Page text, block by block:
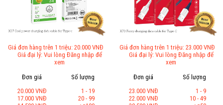
Giá đơn hàng trên 1 triệu: 20.000 VNĐ
Giá đại lý: Vui lòng Đăng nhập để
xem
Đơn giá
20.000 VNĐ
17.000 VNĐ
Số lượng
1 - 19
20 - 99
Giá đơn hàng trên 1 triệu: 23.000 VNĐ
Giá đại lý: Vui lòng Đăng nhập để
xem
Đơn giá
23.000 VNĐ
22.000 VNĐ
Số lượng
1 - 9
10 - 49